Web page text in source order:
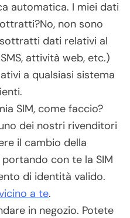
automatica. I miei dati
non sono
dati relativi al
attività web, etc.)
a qualsiasi sistema
SIM, come faccio?
dei nostri rivenditori
il cambio della
portando con te la SIM
di identità valido.
a te.
in negozio. Potete